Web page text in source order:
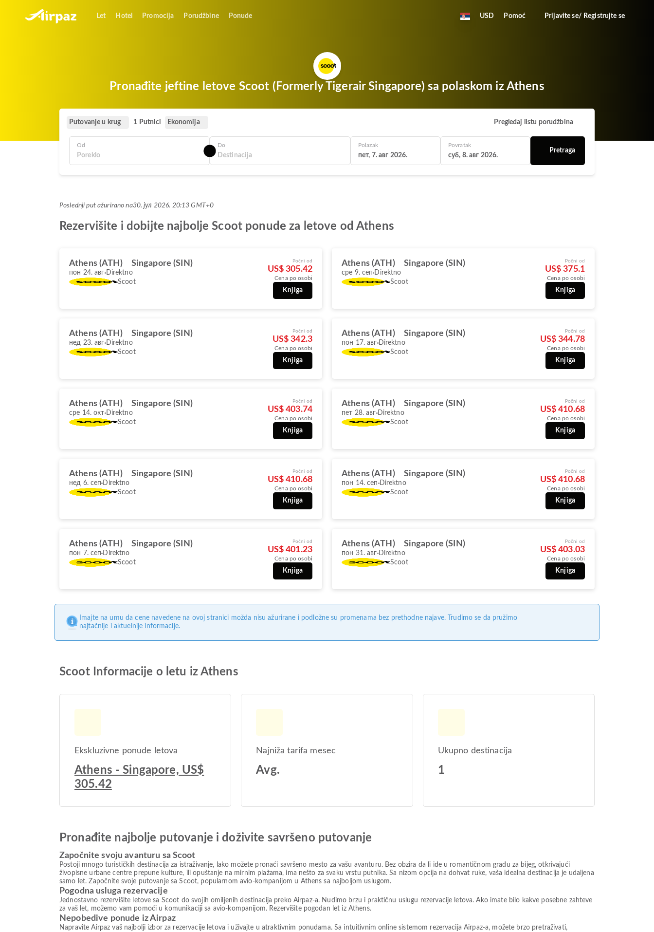
Let Hotel Promocija Porudžbine Ponude USD Pomoć Prijavite se/ Registrujte se
Pronađite jeftine letove Scoot (Formerly Tigerair Singapore) sa polaskom iz Athens
Putovanje u krug 1 Putnici Ekonomija Pregledaj listu porudžbina
Od Do Polazak
пет, 7. авг 2026.
Povratak
суб, 8. авг 2026.
Pretraga
Poslednji put ažurirano na30. јул 2026. 20:13 GMT+0
Rezervišite i dobijte najbolje Scoot ponude za letove od Athens
Athens (ATH) Singapore (SIN)
пон 24. авг Direktno
Scoot
Počni od
US$ 305.42
Cena po osobi
Knjiga
Athens (ATH) Singapore (SIN)
сре 9. сеп Direktno
Scoot
Počni od
US$ 375.1
Cena po osobi
Knjiga
Athens (ATH) Singapore (SIN)
нед 23. авг Direktno
Scoot
Počni od
US$ 342.3
Cena po osobi
Knjiga
Athens (ATH) Singapore (SIN)
пон 17. авг Direktno
Scoot
Počni od
US$ 344.78
Cena po osobi
Knjiga
Athens (ATH) Singapore (SIN)
сре 14. окт Direktno
Scoot
Počni od
US$ 403.74
Cena po osobi
Knjiga
Athens (ATH) Singapore (SIN)
пет 28. авг Direktno
Scoot
Počni od
US$ 410.68
Cena po osobi
Knjiga
Athens (ATH) Singapore (SIN)
нед 6. сеп Direktno
Scoot
Počni od
US$ 410.68
Cena po osobi
Knjiga
Athens (ATH) Singapore (SIN)
пон 14. сеп Direktno
Scoot
Počni od
US$ 410.68
Cena po osobi
Knjiga
Athens (ATH) Singapore (SIN)
пон 7. сеп Direktno
Scoot
Počni od
US$ 401.23
Cena po osobi
Knjiga
Athens (ATH) Singapore (SIN)
пон 31. авг Direktno
Scoot
Počni od
US$ 403.03
Cena po osobi
Knjiga
Imajte na umu da cene navedene na ovoj stranici možda nisu ažurirane i podložne su promenama bez prethodne najave. Trudimo se da pružimo
najtačnije i aktuelnije informacije.
Scoot Informacije o letu iz Athens
Ekskluzivne ponude letova
Athens - Singapore, US$
305.42
Najniža tarifa mesec
Avg.
Ukupno destinacija
1
Pronađite najbolje putovanje i doživite savršeno putovanje
Započnite svoju avanturu sa Scoot
Postoji mnogo turističkih destinacija za istraživanje, lako možete pronaći savršeno mesto za vašu avanturu. Bez obzira da li ide u romantičnom gradu za bijeg, otkrivajući
živopisne urbane centre prepune kulture, ili opuštanje na mirnim plažama, ima nešto za svaku vrstu putnika. Sa nizom opcija na dohvat ruke, vaša idealna destinacija je udaljena
samo let. Započnite svoje putovanje sa Scoot, popularnom avio-kompanijom u Athens sa najboljom uslugom.
Pogodna usluga rezervacije
Jednostavno rezervišite letove sa Scoot do svojih omiljenih destinacija preko Airpaz-a. Nudimo brzu i praktičnu uslugu rezervacije letova. Ako imate bilo kakve posebne zahteve
za vaš let, možemo vam pomoći u komunikaciji sa avio-kompanijom. Rezervišite pogodan let iz Athens.
Nepobedive ponude iz Airpaz
Napravite Airpaz vaš najbolji izbor za rezervacije letova i uživajte u atraktivnim ponudama. Sa intuitivnim online sistemom rezervacija Airpaz-a, možete brzo pretraživati,